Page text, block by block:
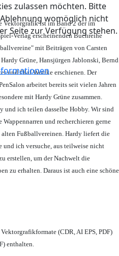
zulassen möchten. Bitte
womöglich nicht
Seite zur Verfügung stehen.
Vektorgrafik ist im Band 2 der im
Verlag erscheinenden Buchreihe
mit Beiträgen von Carsten
Hardy Grüne, Hansjürgen Jablonski, Bernd
und Olaf Wuttke erschienen. Der
arbeitet bereits seit vielen Jahren
mit Hardy Grüne zusammen.
und ich teilen dasselbe Hobby. Wir sind
Wappennarren und recherchieren gerne
alten Fußballvereinen. Hardy liefert die
und ich versuche, aus teilweise nicht
erstellen, um der Nachwelt die
zu erhalten. Daraus ist auch eine schöne
(CDR, AI EPS, PDF)
enthalten.